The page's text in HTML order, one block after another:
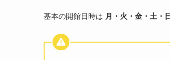
基本の開館日時は 月・火・金・土・